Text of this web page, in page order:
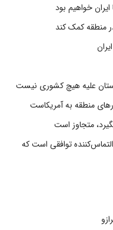
خواهیم بود
منطقه کمک کند
علیه هیچ کشوری نیست
منطقه به آمریکاست
متجاوز است
توافقی است که